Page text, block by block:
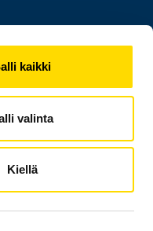
kaikki
valinta
Kiellä